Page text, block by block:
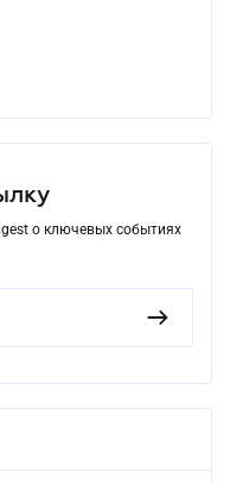
о ключевых событиях